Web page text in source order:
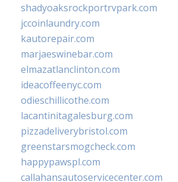
shadyoaksrockportrvpark.com
jccoinlaundry.com
kautorepair.com
marjaeswinebar.com
elmazatlanclinton.com
ideacoffeenyc.com
odieschillicothe.com
lacantinitagalesburg.com
pizzadeliverybristol.com
greenstarsmogcheck.com
happypawspl.com
callahansautoservicecenter.com